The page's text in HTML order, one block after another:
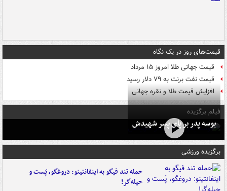
قیمت‌های روز در یک نگاه
قیمت جهانی طلا امروز ۱۵ مرداد
قیمت نفت برنت به ۷۹ دلار رسید
افزایش قیمت طلا و نقره جهانی
فیلم برگزیده
بوسه‌ پدر بر پای پسر شهیدش
برگزیده ورزشی
حمله تند فیگو به اینفانتینو: دروغگو، پَست‌ و
حیله‌گر!